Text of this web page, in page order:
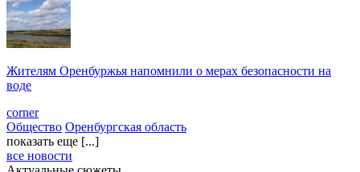
Жителям Оренбуржья напомнили о мерах безопасности на
воде
corner
Общество Оренбургская область
показать еще [...]
все новости